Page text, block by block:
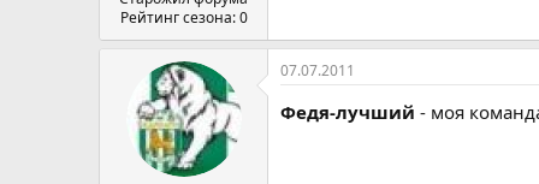
Рейтинг сезона: 0
07.07.2011
Федя-лучший - моя